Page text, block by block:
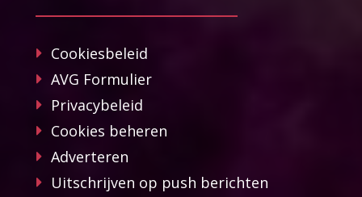
Cookiesbeleid
AVG Formulier
Privacybeleid
Cookies beheren
Adverteren
Uitschrijven op push berichten